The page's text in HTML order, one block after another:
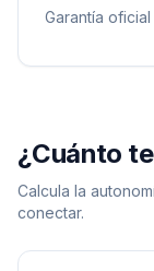
Garantía oficial
¿Cuánto
Calcula la
conectar.